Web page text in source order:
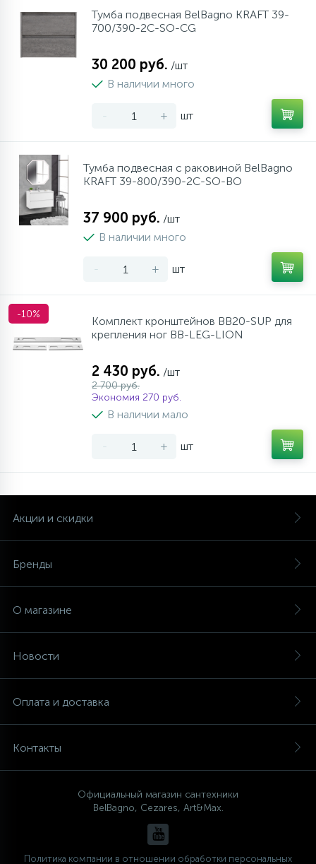
Тумба подвесная BelBagno KRAFT 39-
700/390-2C-SO-CG
30 200 руб. /шт
В наличии много
- + шт
Тумба подвесная с раковиной BelBagno
KRAFT 39-800/390-2C-SO-BO
37 900 руб. /шт
В наличии много
- + шт
-10%
Комплект кронштейнов BB20-SUP для
крепления ног BB-LEG-LION
2 430 руб. /шт
2 700 руб.
Экономия 270 руб.
В наличии мало
- + шт
Акции и скидки
Бренды
О магазине
Новости
Оплата и доставка
Контакты
Официальный магазин сантехники
BelBagno, Cezares, Art&Max.
Политика компании в отношении обработки персональных